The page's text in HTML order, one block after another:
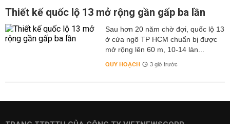
Thiết kế quốc lộ 13 mở rộng gần gấp ba lần
Sau hơn 20 năm chờ đợi, quốc lộ 13
ở cửa ngõ TP HCM chuẩn bị được
mở rộng lên 60 m, 10-14 làn...
QUY HOẠCH 3 giờ trước